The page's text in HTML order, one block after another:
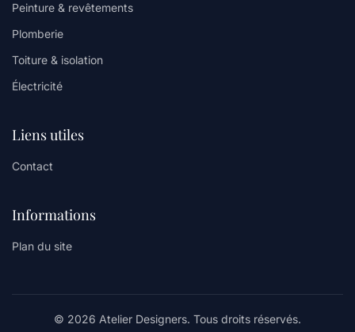
Peinture & revêtements
Plomberie
Toiture & isolation
Électricité
Liens utiles
Contact
Informations
Plan du site
© 2026 Atelier Designers. Tous droits réservés.